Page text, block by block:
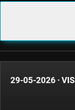
29-05-2026 ·